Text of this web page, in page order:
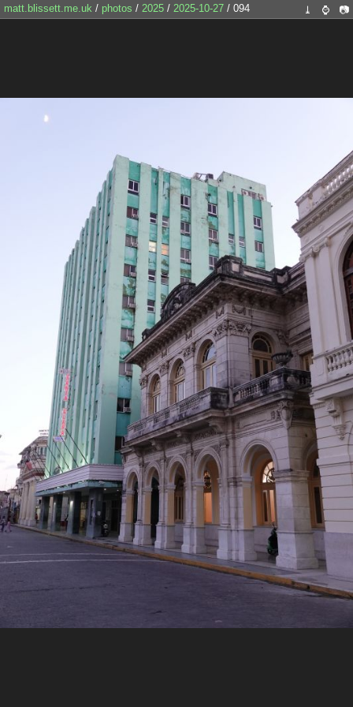
matt.blissett.me.uk / photos / 2025 / 2025-10-27 / 094 ⤓ ⌚ 📷